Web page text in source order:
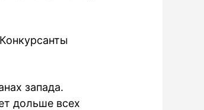
запада.
дольше всех